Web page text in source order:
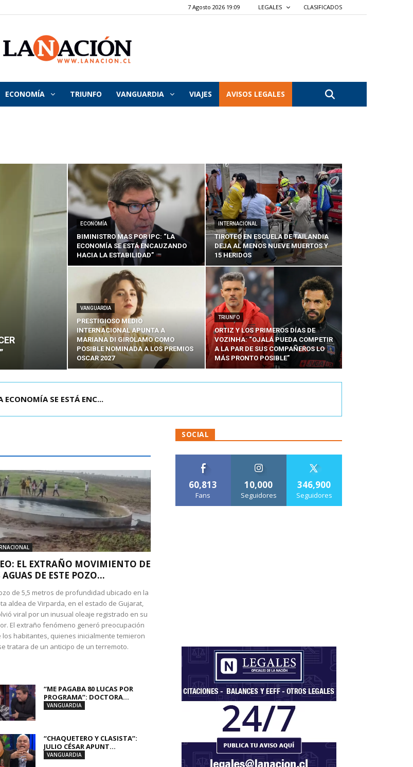
7 Agosto 2026 19:09 LEGALES CLASIFICADOS
La
Nación
ECONOMÍA TRIUNFO VANGUARDIA VIAJES AVISOS LEGALES
ECONOMÍA
BIMINISTRO MAS POR IPC: “LA
ECONOMÍA SE ESTÁ ENCAUZANDO
HACIA LA ESTABILIDAD”
INTERNACIONAL
TIROTEO EN ESCUELA DE TAILANDIA
DEJA AL MENOS NUEVE MUERTOS Y
15 HERIDOS
VANGUARDIA
PRESTIGIOSO MEDIO
INTERNACIONAL APUNTA A
MARIANA DI GIROLAMO COMO
POSIBLE NOMINADA A LOS PREMIOS
OSCAR 2027
TRIUNFO
ORTIZ Y LOS PRIMEROS DÍAS DE
VOZINHA: “OJALÁ PUEDA COMPETIR
A LA PAR DE SUS COMPAÑEROS LO
MÁS PRONTO POSIBLE”
DEJA AL MENOS NUEVE MU...
EL EXTRAÑO MOVIMIENTO DE
AGUAS DE ESTE POZO...
de 5,5 metros de profundidad ubicado en la
aldea de Virparda, en el estado de Gujarat,
viral por un inusual oleaje registrado en su
El extraño fenómeno generó preocupación
los habitantes, quienes inicialmente temieron
tratara de un anticipo de un terremoto.
“ME PAGABA 80 LUCAS POR
PROGRAMA”: DOCTORA...
VANGUARDIA
“CHAQUETERO Y CLASISTA”:
JULIO CÉSAR APUNT...
VANGUARDIA
SOCIAL
60,813
Fans
10,000
Seguidores
346,900
Seguidores